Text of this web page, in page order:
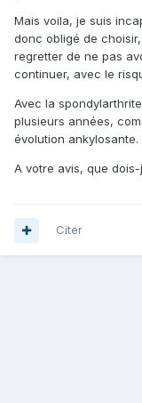
Mais voila, je suis
donc obligé de
regretter de ne pas
continuer, avec le
Avec la
plusieurs années,
évolution ankylosante.
A votre avis, que
Citer